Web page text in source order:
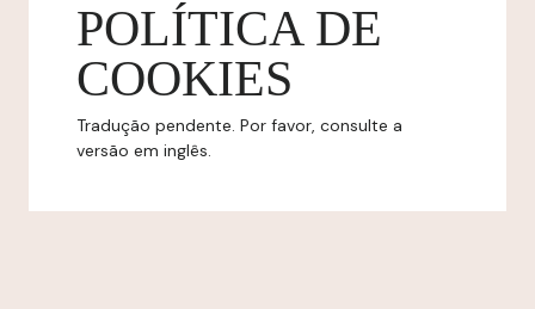
POLÍTICA DE
COOKIES
Tradução pendente. Por favor, consulte a
versão em inglês.